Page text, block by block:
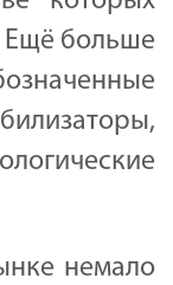
Ещё больше
немало